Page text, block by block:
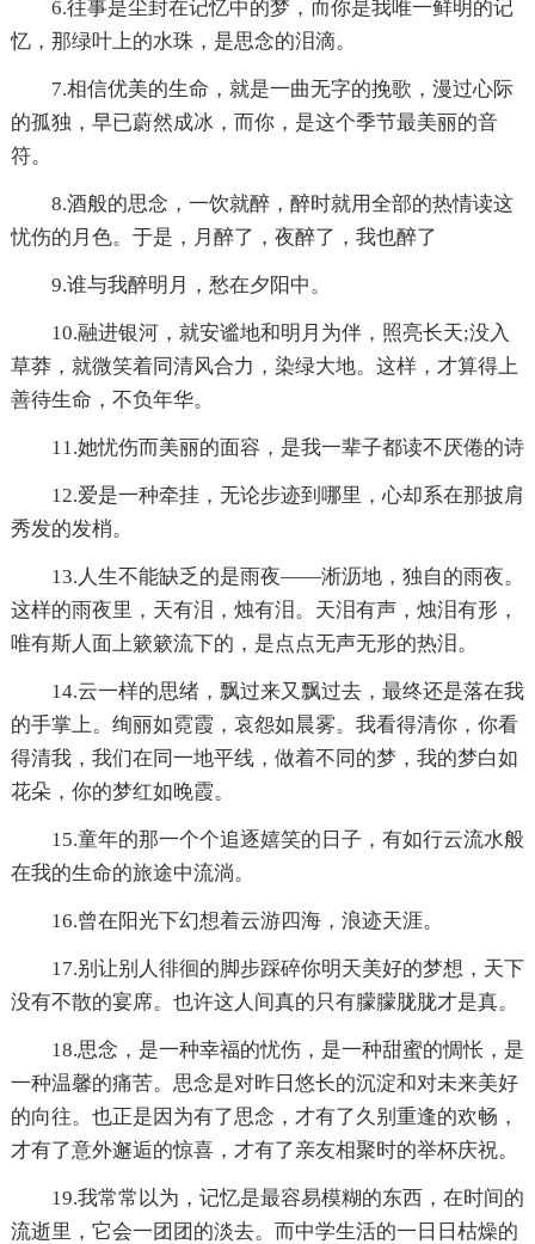
6.往事是尘封在记忆中的梦，而你是我唯一鲜明的记
忆，那绿叶上的水珠，是思念的泪滴。
7.相信优美的生命，就是一曲无字的挽歌，漫过心际
的孤独，早已蔚然成冰，而你，是这个季节最美丽的音
符。
8.酒般的思念，一饮就醉，醉时就用全部的热情读这
忧伤的月色。于是，月醉了，夜醉了，我也醉了
9.谁与我醉明月，愁在夕阳中。
10.融进银河，就安谧地和明月为伴，照亮长天;没入
草莽，就微笑着同清风合力，染绿大地。这样，才算得上
善待生命，不负年华。
11.她忧伤而美丽的面容，是我一辈子都读不厌倦的诗
12.爱是一种牵挂，无论步迹到哪里，心却系在那披肩
秀发的发梢。
13.人生不能缺乏的是雨夜——淅沥地，独自的雨夜。
这样的雨夜里，天有泪，烛有泪。天泪有声，烛泪有形，
唯有斯人面上簌簌流下的，是点点无声无形的热泪。
14.云一样的思绪，飘过来又飘过去，最终还是落在我
的手掌上。绚丽如霓霞，哀怨如晨雾。我看得清你，你看
得清我，我们在同一地平线，做着不同的梦，我的梦白如
花朵，你的梦红如晚霞。
15.童年的那一个个追逐嬉笑的日子，有如行云流水般
在我的生命的旅途中流淌。
16.曾在阳光下幻想着云游四海，浪迹天涯。
17.别让别人徘徊的脚步踩碎你明天美好的梦想，天下
没有不散的宴席。也许这人间真的只有朦朦胧胧才是真。
18.思念，是一种幸福的忧伤，是一种甜蜜的惆怅，是
一种温馨的痛苦。思念是对昨日悠长的沉淀和对未来美好
的向往。也正是因为有了思念，才有了久别重逢的欢畅，
才有了意外邂逅的惊喜，才有了亲友相聚时的举杯庆祝。
19.我常常以为，记忆是最容易模糊的东西，在时间的
流逝里，它会一团团的淡去。而中学生活的一日日枯燥的